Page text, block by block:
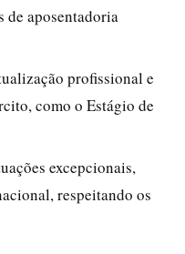
de aposentadoria
profissional e
como o Estágio de
excepcionais,
respeitando os